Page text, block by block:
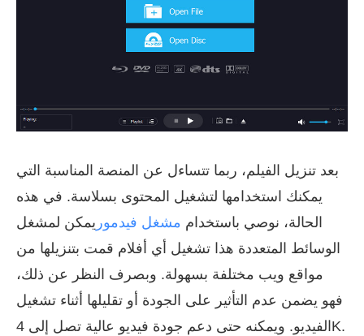
بعد تنزيل الفيلم، ربما تتساءل عن المنصة المناسبة التي
يمكنك استخدامها لتشغيل المحتوى بسلاسة. في هذه
الحالة، نوصي باستخدام مشغل فيدمور يمكن لمشغل
الوسائط المتعددة هذا تشغيل أي أفلام قمت بتنزيلها من
مواقع ويب مختلفة بسهولة. وبصرف النظر عن ذلك،
فهو يضمن عدم التأثير على الجودة أو تقليلها أثناء تشغيل
الفيديو. ويمكنه حتى دعم جودة فيديو عالية تصل إلى 4K.